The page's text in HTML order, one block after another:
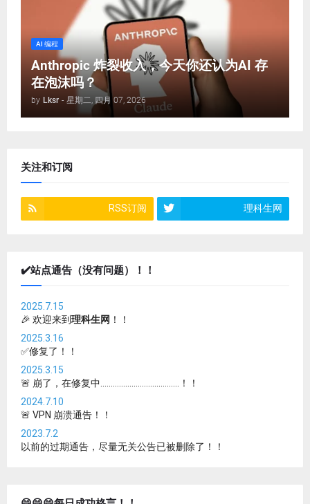
AI 编程
Anthropic 炸裂收入，今天你还认为AI 存
在泡沫吗？
by Lksr - 星期二, 四月 07, 2026
关注和订阅
RSS订阅 理科生网
✔️站点通告（没有问题）！！
2025.7.15
🎉 欢迎来到理科生网 ！！
2025.3.16
✅修复了！！
2025.3.15
🚨 崩了，在修复中......................................！！
2024.7.10
🚨 VPN 崩溃通告！！
2023.7.2
以前的过期通告，尽量无关公告已被删除了！！